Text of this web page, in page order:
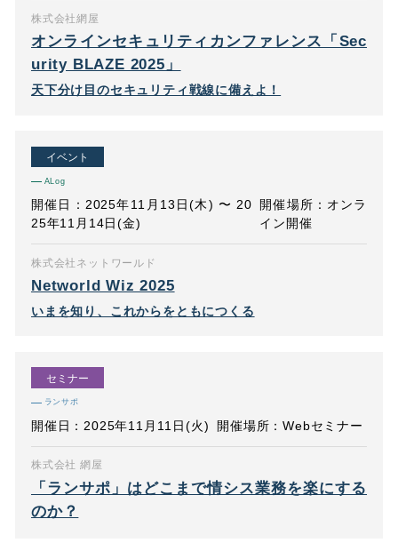
株式会社網屋
オンラインセキュリティカンファレンス「Sec
urity BLAZE 2025」
天下分け目のセキュリティ戦線に備えよ！
イベント
ALog
開催日：2025年11月13日(木) 〜 20
25年11月14日(金)
開催場所：オンラ
イン開催
株式会社ネットワールド
Networld Wiz 2025
いまを知り、これからをともにつくる
セミナー
ランサポ
開催日：2025年11月11日(火) 開催場所：Webセミナー
株式会社 網屋
「ランサポ」はどこまで情シス業務を楽にする
のか？